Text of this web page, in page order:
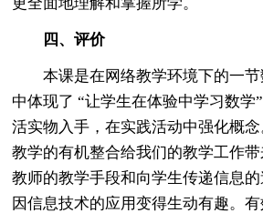
四、评价
本课是在网络教学环境下的一节
中体现了 “让学生在体验中学习数学
活实物入手，在实践活动中强化概
教学的有机整合给我们的教学工作
教师的教学手段和向学生传递信息
因信息技术的应用变得生动有趣。